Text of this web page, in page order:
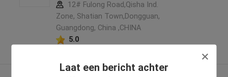
Laat een bericht achter
12# Fulong Road,Qisha Ind.
Zone, Shatian Town,Dongguan,
Guangdong, China ,CHINA
5.0